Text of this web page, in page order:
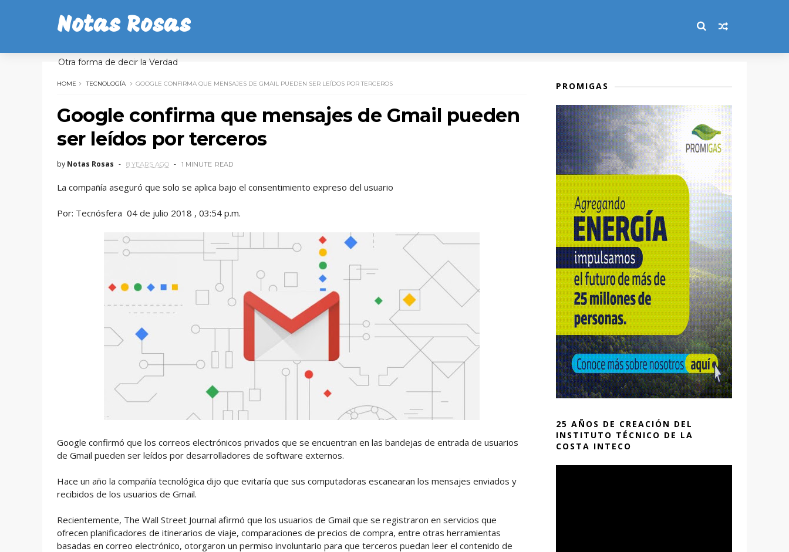
Notas Rosas
Otra forma de decir la Verdad
HOME TECNOLOGÍA GOOGLE CONFIRMA QUE MENSAJES DE GMAIL PUEDEN SER LEÍDOS POR TERCEROS
Google confirma que mensajes de Gmail pueden
ser leídos por terceros
by Notas Rosas 8 YEARS AGO 1 MINUTE READ
La compañía aseguró que solo se aplica bajo el consentimiento expreso del usuario
Por: Tecnósfera 04 de julio 2018 , 03:54 p.m.
Google confirmó que los correos electrónicos privados que se encuentran en las bandejas de entrada de usuarios
de Gmail pueden ser leídos por desarrolladores de software externos.
Hace un año la compañía tecnológica dijo que evitaría que sus computadoras escanearan los mensajes enviados y
recibidos de los usuarios de Gmail.
Recientemente, The Wall Street Journal afirmó que los usuarios de Gmail que se registraron en servicios que
ofrecen planificadores de itinerarios de viaje, comparaciones de precios de compra, entre otras herramientas
basadas en correo electrónico, otorgaron un permiso involuntario para que terceros puedan leer el contenido de
PROMIGAS
25 AÑOS DE CREACIÓN DEL
INSTITUTO TÉCNICO DE LA
COSTA INTECO